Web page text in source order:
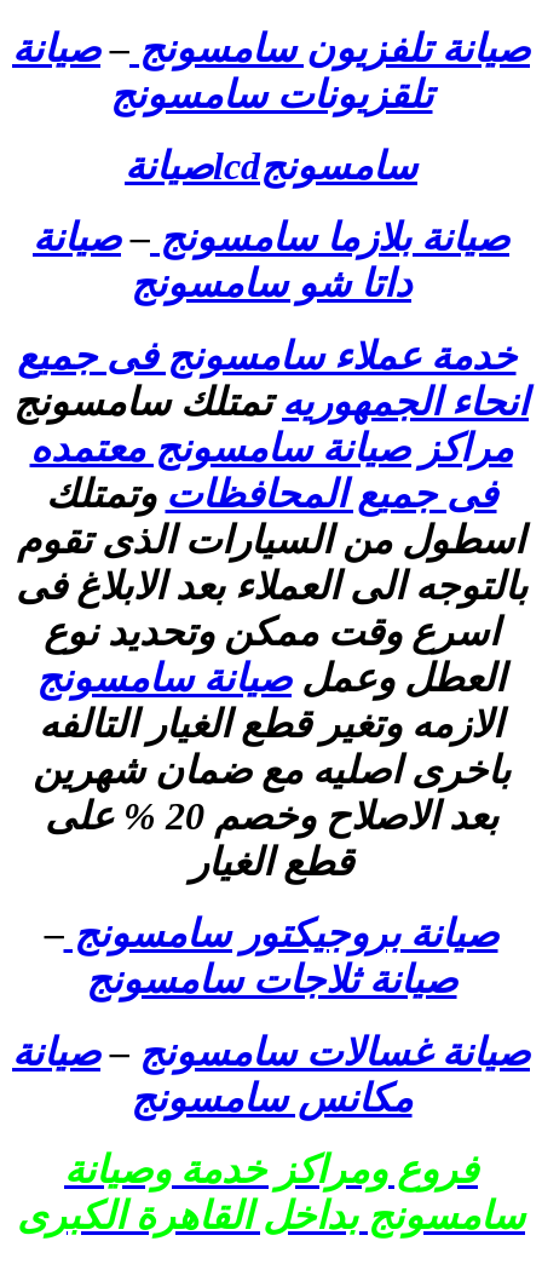
صيانة تلفزيون سامسونج –صيانة
تلقزيونات سامسونج
سامسونجlcdصيانة
صيانة بلازما سامسونج –صيانة
داتا شو سامسونج
خدمة عملاء سامسونج فى جميع
انحاء الجمهوريهتمتلك سامسونج
مراكز صيانة سامسونج معتمده
فى جميع المحافظات وتمتلك
اسطول من السيارات الذى تقوم
بالتوجه الى العملاء بعد الابلاغ فى
اسرع وقت ممكن وتحديد نوع
العطل وعملصيانة سامسونج
الازمه وتغير قطع الغيار التالفه
باخرى اصليه مع ضمان شهرين
بعد الاصلاح وخصم 20 % على
قطع الغيار
صيانة بروجيكتور سامسونج–
صيانة ثلاجات سامسونج
صيانة غسالات سامسونج –صيانة
مكانس سامسونج
فروع ومراكز خدمة وصيانة
سامسونج بداخل القاهرة الكبرى